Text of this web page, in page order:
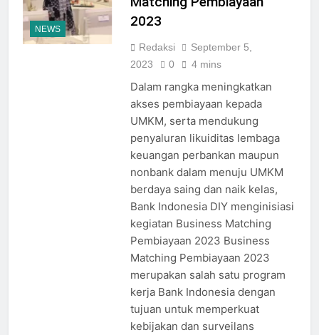
NEWS
2023
Redaksi
September 5,
2023
0 4 mins
Dalam rangka meningkatkan
akses pembiayaan kepada
UMKM, serta mendukung
penyaluran likuiditas lembaga
keuangan perbankan maupun
nonbank dalam menuju UMKM
berdaya saing dan naik kelas,
Bank Indonesia DIY menginisiasi
kegiatan Business Matching
Pembiayaan 2023 Business
Matching Pembiayaan 2023
merupakan salah satu program
kerja Bank Indonesia dengan
tujuan untuk memperkuat
kebijakan dan surveilans